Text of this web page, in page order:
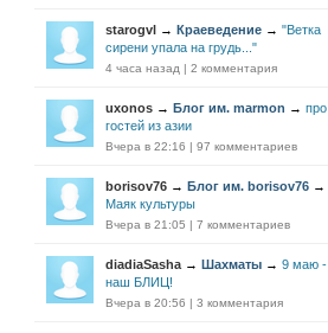
starogvl → Краеведение → "Ветка
сирени упала на грудь..."
4 часа назад | 2 комментария
uxonos → Блог им. marmon → про
гостей из азии
Вчера в 22:16 | 97 комментариев
borisov76 → Блог им. borisov76 →
Маяк культуры
Вчера в 21:05 | 7 комментариев
diadiaSasha → Шахматы → 9 маю -
наш БЛИЦ!
Вчера в 20:56 | 3 комментария